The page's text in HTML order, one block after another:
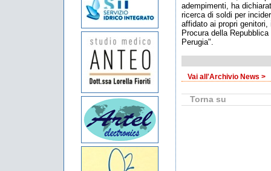
adempimenti, ha
ricerca di soldi per
affidato ai propri
Procura della
Perugia".
Vai all'Archivio News >
Torna su